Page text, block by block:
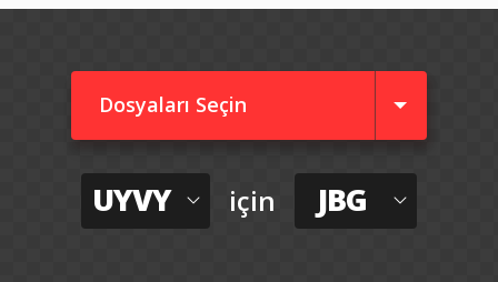
Dosyaları Seçin
UYVY için JBG